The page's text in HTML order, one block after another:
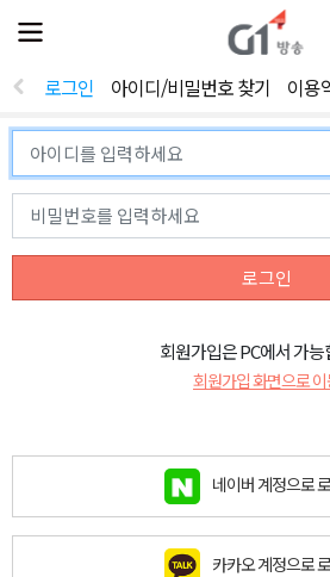
전
체
뉴
열
로그인 아이디/비밀번호 찾기 이용
로그인
회원가입은 PC에서 가능
회원가입 화면으로
네이버 계정으로
카카오 계정으로